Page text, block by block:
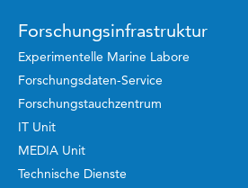
Forschungsinfrastruktur
Experimentelle Marine Labore
Forschungsdaten-Service
Forschungstauchzentrum
IT Unit
MEDIA Unit
Technische Dienste